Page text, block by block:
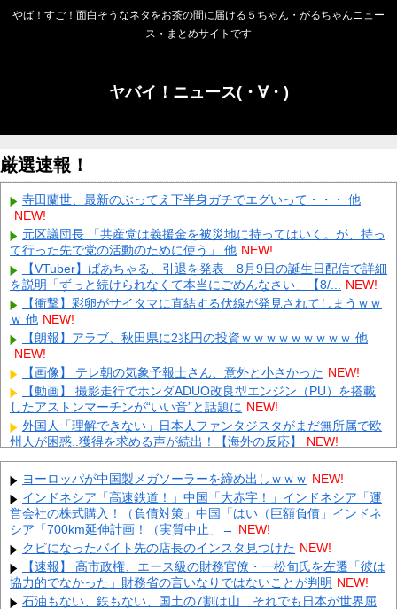
やば！すご！面白そうなネタをお茶の間に届ける５ちゃん・がるちゃんニュー
ス・まとめサイトです
ヤバイ！ニュース(・∀・)
厳選速報！
寺田蘭世、最新のぶってえ下半身ガチでエグいって・・・ 他
NEW!
元区議団長 「共産党は義援金を被災地に持ってはいく。が、持っ
て行った先で党の活動のために使う」 他 NEW!
【VTuber】ばあちゃる、引退を発表 8月9日の誕生日配信で詳細
を説明「ずっと続けられなくて本当にごめんなさい」【8/... NEW!
【衝撃】彩卵がサイタマに直結する伏線が発見されてしまうｗｗ
ｗ 他 NEW!
【朗報】アラブ、秋田県に2兆円の投資ｗｗｗｗｗｗｗｗｗ 他
NEW!
【画像】 テレ朝の気象予報士さん、意外と小さかった NEW!
【動画】 撮影走行でホンダADUO改良型エンジン（PU）を搭載
したアストンマーチンが“いい音”と話題に NEW!
外国人「理解できない」日本人ファンタジスタがまだ無所属で欧
州人が困惑..獲得を求める声が続出！【海外の反応】
NEW!
【にじさんじ】 ルイス「ドパガキの時代は終わり！セロトニン優
位のセロガキなるわよ！ンンンきんもちいい〜〜！！ドパドパド
パ... NEW!
【ホロライブ】 ねねち概要欄、小学生並みの感想で草
NEW!
【放送事故】 昔のドラマのレ◯プシーン、今見るとアウトすぎ
る・・・ NEW!
エネ夫に離婚を突きつけたら私の職場(法律事務所)に乗り込んで
きた 堂々と「離婚の法律相談です。母の薦めでこちらに参りま
し... NEW!
ヨーロッパが中国製メガソーラーを締め出しｗｗｗ NEW!
インドネシア「高速鉄道！」中国「大赤字！」インドネシア「運
営会社の株式購入！（負債対策」中国「はい（巨額負債」インドネ
シア「700km延伸計画！（実質中止」→ NEW!
クビになったバイト先の店長のインスタ見つけた NEW!
【速報】 高市政権、エース級の財務官僚・一松旬氏を左遷「彼は
協力的でなかった」財務省の言いなりではないことが判明 NEW!
石油もない、鉄もない、国土の7割は山…それでも日本が世界屈